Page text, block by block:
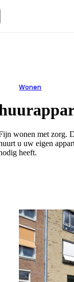
Wonen
wonen met zorg.
u uw eigen
heeft.